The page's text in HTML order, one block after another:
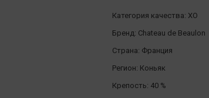
Категория качества: XO
Бренд: Chateau de Beaulon
Страна: Франция
Регион: Коньяк
Крепость: 40 %